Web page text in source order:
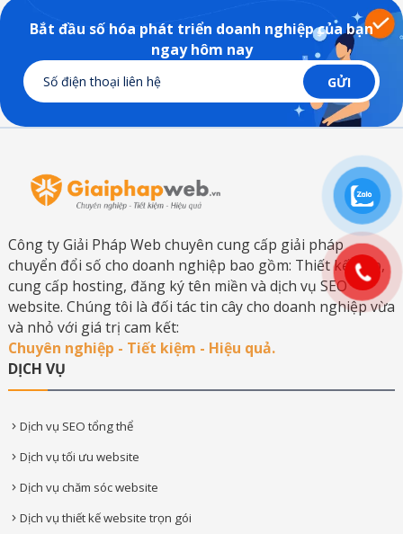
Bắt đầu số hóa phát triển doanh nghiệp của bạn
ngay hôm nay
Công ty Giải Pháp Web chuyên cung cấp giải pháp
chuyển đổi số cho doanh nghiệp bao gồm: Thiết kế web,
cung cấp hosting, đăng ký tên miền và dịch vụ SEO
website. Chúng tôi là đối tác tin cây cho doanh nghiệp vừa
và nhỏ với giá trị cam kết:
Chuyên nghiệp - Tiết kiệm - Hiệu quả.
DỊCH VỤ
Dịch vụ SEO tổng thể
Dịch vụ tối ưu website
Dịch vụ chăm sóc website
Dịch vụ thiết kế website trọn gói